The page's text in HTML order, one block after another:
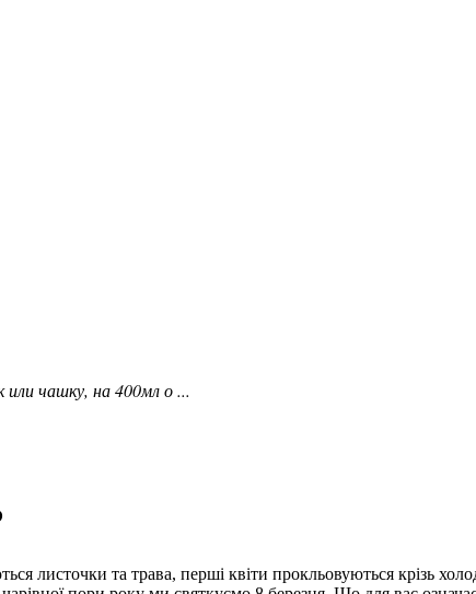
чашку, на 400мл о ...
листочки та трава, перші квіти прокльовуються крізь